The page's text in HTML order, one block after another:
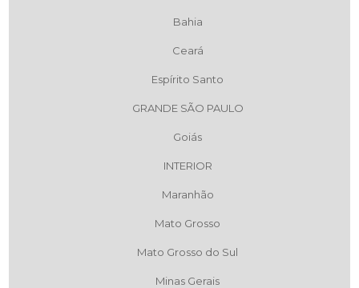
Bahia
Ceará
Espírito Santo
GRANDE SÃO PAULO
Goiás
INTERIOR
Maranhão
Mato Grosso
Mato Grosso do Sul
Minas Gerais